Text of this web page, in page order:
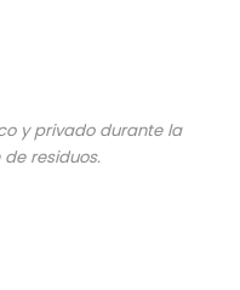
y privado durante la
residuos.